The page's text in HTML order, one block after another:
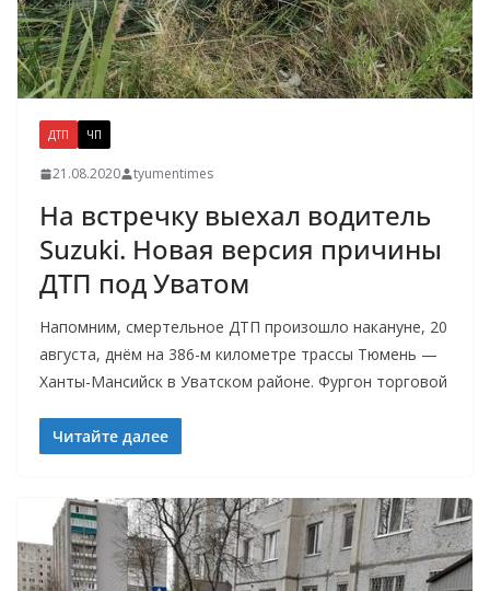
ДТП ЧП
21.08.2020 tyumentimes
На встречку выехал водитель
Suzuki. Новая версия причины
ДТП под Уватом
Напомним, смертельное ДТП произошло накануне, 20
августа, днём на 386-м километре трассы Тюмень —
Ханты-Мансийск в Уватском районе. Фургон торговой
Читайте далее